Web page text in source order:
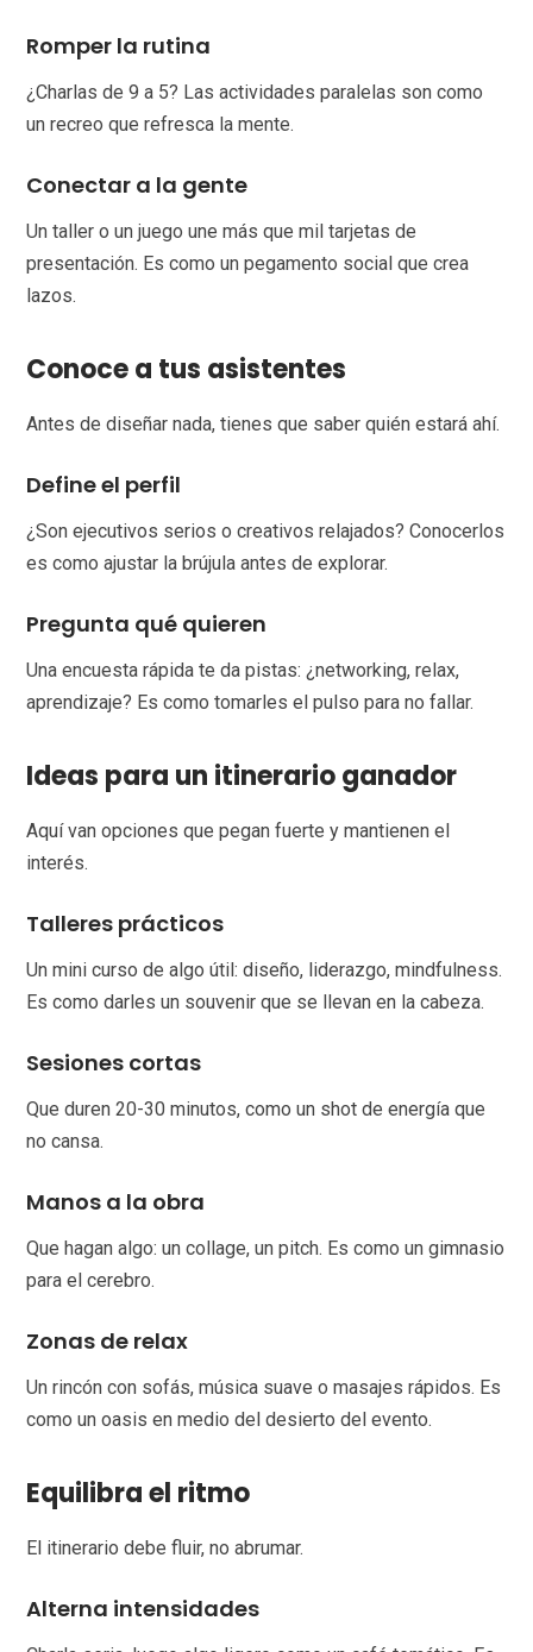
Romper la rutina
¿Charlas de 9 a 5? Las actividades paralelas son como
un recreo que refresca la mente.
Conectar a la gente
Un taller o un juego une más que mil tarjetas de
presentación. Es como un pegamento social que crea
lazos.
Conoce a tus asistentes
Antes de diseñar nada, tienes que saber quién estará ahí.
Define el perfil
¿Son ejecutivos serios o creativos relajados? Conocerlos
es como ajustar la brújula antes de explorar.
Pregunta qué quieren
Una encuesta rápida te da pistas: ¿networking, relax,
aprendizaje? Es como tomarles el pulso para no fallar.
Ideas para un itinerario ganador
Aquí van opciones que pegan fuerte y mantienen el
interés.
Talleres prácticos
Un mini curso de algo útil: diseño, liderazgo, mindfulness.
Es como darles un souvenir que se llevan en la cabeza.
Sesiones cortas
Que duren 20-30 minutos, como un shot de energía que
no cansa.
Manos a la obra
Que hagan algo: un collage, un pitch. Es como un gimnasio
para el cerebro.
Zonas de relax
Un rincón con sofás, música suave o masajes rápidos. Es
como un oasis en medio del desierto del evento.
Equilibra el ritmo
El itinerario debe fluir, no abrumar.
Alterna intensidades